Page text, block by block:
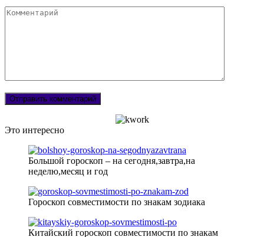
Комментарий
Это интересно
Большой гороскоп – на сегодня,завтра,на
неделю,месяц и год
Гороскоп совместимости по знакам зодиака
Китайский гороскоп совместимости по знакам